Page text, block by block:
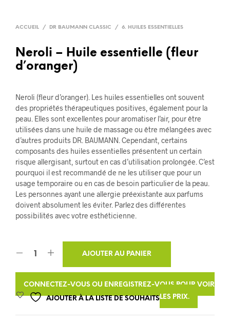
ACCUEIL / DR BAUMANN CLASSIC / 6. HUILES ESSENTIELLES
Neroli – Huile essentielle (fleur
d’oranger)
Neroli (fleur d’oranger). Les huiles essentielles ont souvent
des propriétés thérapeutiques positives, également pour la
peau. Elles sont excellentes pour aromatiser l’air, pour être
utilisées dans une huile de massage ou être mélangées avec
d’autres produits DR. BAUMANN. Cependant, certains
composants des huiles essentielles présentent un certain
risque allergisant, surtout en cas d’utilisation prolongée. C’est
pourquoi il est recommandé de ne les utiliser que pour un
usage temporaire ou en cas de besoin particulier de la peau.
Les personnes ayant une allergie préexistante aux parfums
doivent absolument les éviter. Parlez des différentes
possibilités avec votre esthéticienne.
AJOUTER AU PANIER
CONNECTEZ-VOUS OU ENREGISTREZ-VOUS POUR VOIR
LES PRIX.
AJOUTER À LA LISTE DE SOUHAITS